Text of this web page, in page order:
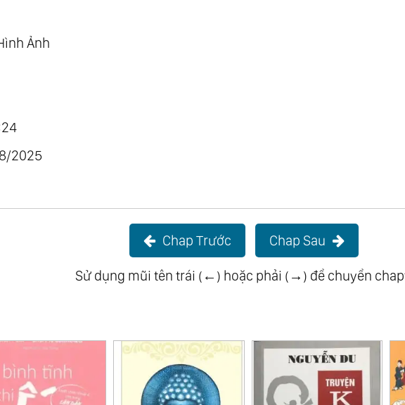
Ảnh
2025
Chap Trước Chap Sau
Sử dụng mũi tên trái (←) hoặc phải (→) để chuyển